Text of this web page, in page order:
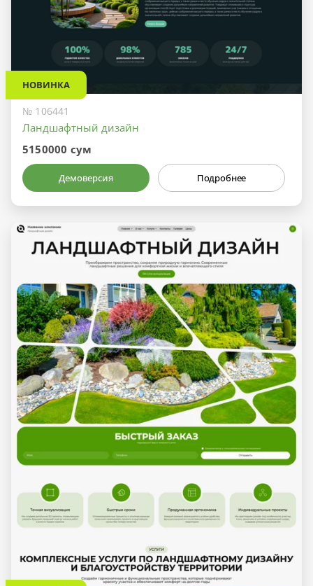
НОВИНКА
№ 106441
Ландшафтный дизайн
5150000 сум
Демоверсия Подробнее